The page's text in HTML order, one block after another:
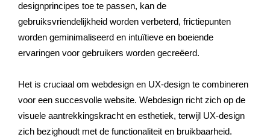
designprincipes toe te passen, kan de
gebruiksvriendelijkheid worden verbeterd, frictiepunten
worden geminimaliseerd en intuïtieve en boeiende
ervaringen voor gebruikers worden gecreëerd.
Het is cruciaal om webdesign en UX-design te combineren
voor een succesvolle website. Webdesign richt zich op de
visuele aantrekkingskracht en esthetiek, terwijl UX-design
zich bezighoudt met de functionaliteit en bruikbaarheid.